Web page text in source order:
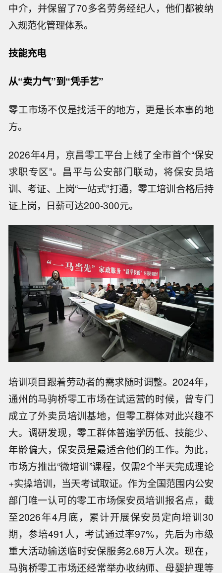
中介，并保留了70多名劳务经纪人，他们都被纳
入规范化管理体系。
技能充电
从“卖力气”到“凭手艺”
零工市场不仅是找活干的地方，更是长本事的地
方。
2026年4月，京昌零工平台上线了全市首个“保安
求职专区”。昌平与公安部门联动，将保安员培
训、考证、上岗“一站式”打通，零工培训合格后持
证上岗，日薪可达200-300元。
培训项目跟着劳动者的需求随时调整。2024年，
通州的马驹桥零工市场在试运营的时候，曾专门
成立了外卖员培训基地，但零工群体对此兴趣不
大。调研发现，零工群体普遍学历低、技能少、
年龄偏大，保安员是最适合他们的工作。为此，
市场方推出“微培训”课程，仅需2个半天完成理论
+实操培训，当天考试取证。作为全国范围内公安
部门唯一认可的零工市场保安员培训报名点，截
至2026年4月底，累计开展保安员定向培训30
期，参培491人，考试通过率97%，先后为市级
重大活动输送临时安保服务2.68万人次。现在，
马驹桥零工市场还经常举办收纳师、母婴护理等